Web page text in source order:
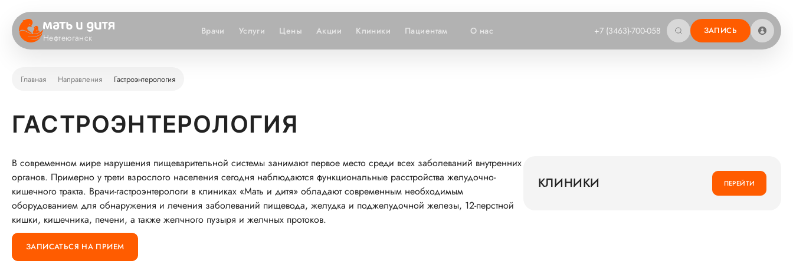
Нефтеюганск
Врачи Услуги Цены Акции Клиники Пациентам О нас +7 (3463)-700-058 ЗАПИСЬ
Главная Направления Гастроэнтерология
ГАСТРОЭНТЕРОЛОГИЯ
В современном мире нарушения пищеварительной системы занимают первое место среди всех заболеваний внутренних
органов. Примерно у трети взрослого населения сегодня наблюдаются функциональные расстройства желудочно-
кишечного тракта. Врачи-гастроэнтерологи в клиниках «Мать и дитя» обладают современным необходимым
оборудованием для обнаружения и лечения заболеваний пищевода, желудка и поджелудочной железы, 12-перстной
кишки, кишечника, печени, а также желчного пузыря и желчных протоков.
ЗАПИСАТЬСЯ НА ПРИЕМ
КЛИНИКИ ПЕРЕЙТИ